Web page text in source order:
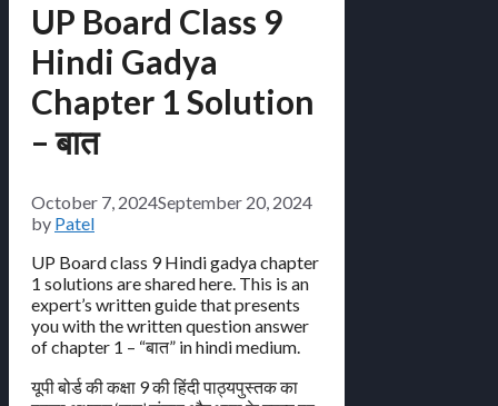
UP Board Class 9
Hindi Gadya
Chapter 1 Solution
– बात
October 7, 2024September 20, 2024
by Patel
UP Board class 9 Hindi gadya chapter
1 solutions are shared here. This is an
expert’s written guide that presents
you with the written question answer
of chapter 1 – “बात” in hindi medium.
यूपी बोर्ड की कक्षा 9 की हिंदी पाठ्यपुस्तक का